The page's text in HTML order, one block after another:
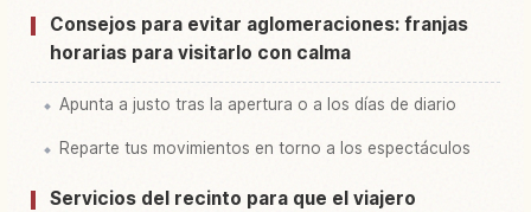
Consejos para evitar aglomeraciones: franjas
horarias para visitarlo con calma
Apunta a justo tras la apertura o a los días de diario
Reparte tus movimientos en torno a los espectáculos
Servicios del recinto para que el viajero